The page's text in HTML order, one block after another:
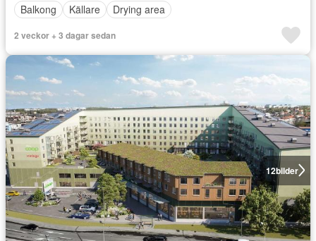
Balkong
Källare Drying area
2 veckor + 3 dagar sedan
12bilder